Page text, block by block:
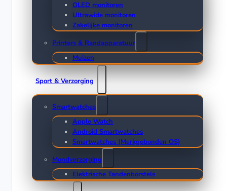
OLED monitoren
Ultrawide monitoren
Zakelijke monitoren
Printers & Randapparatuur
Muizen
Sport & Verzorging
Smartwatches
Apple Watch
Android Smartwatches
Smartwatches (Merkgebonden OS)
Mondverzorging
Elektrische Tandenborstels